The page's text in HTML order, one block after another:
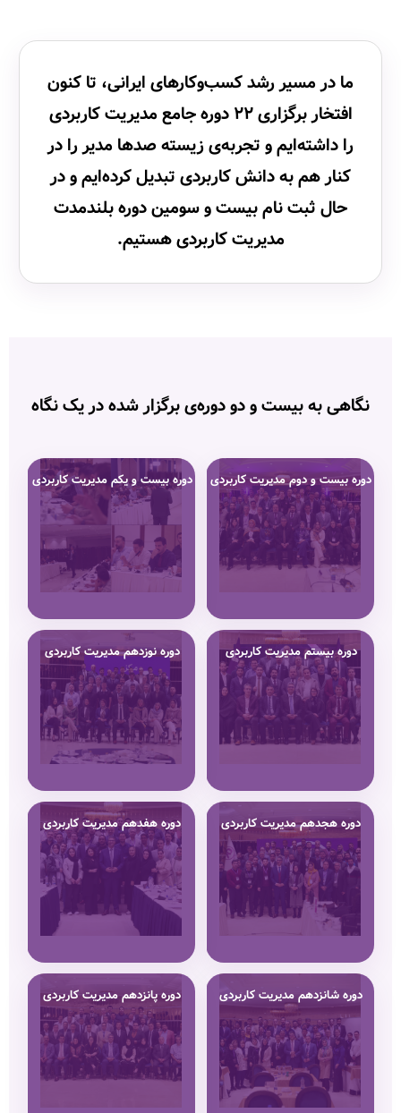
ما در مسیر رشد کسب‌وکارهای ایرانی، تا کنون
افتخار برگزاری۲۲ دوره جامع مدیریت کاربردی
را داشته‌ایم و تجربه‌ی زیسته صدها مدیر را در
کنار هم به دانش کاربردی تبدیل کرده‌ایم و در
حال ثبت نام بیست و سومین دوره بلندمدت
مدیریت کاربردیهستیم.
نگاهی به بیست و دو دوره‌ی برگزار شده در یک نگاه
دوره بیست و دوم مدیریت کاربردی دوره بیست و یکم مدیریت کاربردی
دوره بیستم مدیریت کاربردی دوره نوزدهم مدیریت کاربردی
دوره هجدهم مدیریت کاربردی دوره هفدهم مدیریت کاربردی
دوره شانزدهم مدیریت کاربردی دوره پانزدهم مدیریت کاربردی